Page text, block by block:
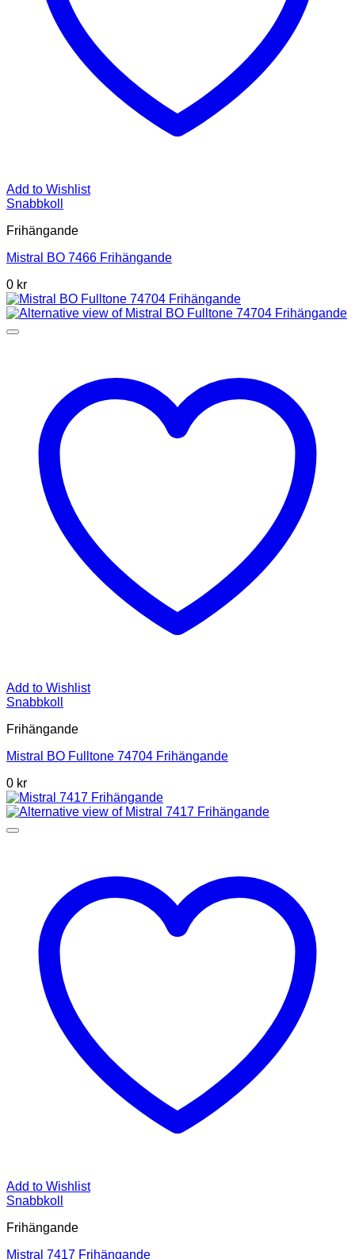
Add to Wishlist
Snabbkoll
Frihängande
Mistral BO 7466 Frihängande
0 kr
Add to Wishlist
Snabbkoll
Frihängande
Mistral BO Fulltone 74704 Frihängande
0 kr
Add to Wishlist
Snabbkoll
Frihängande
Mistral 7417 Frihängande